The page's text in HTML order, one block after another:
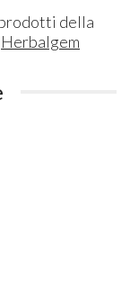
della
Herbalgem